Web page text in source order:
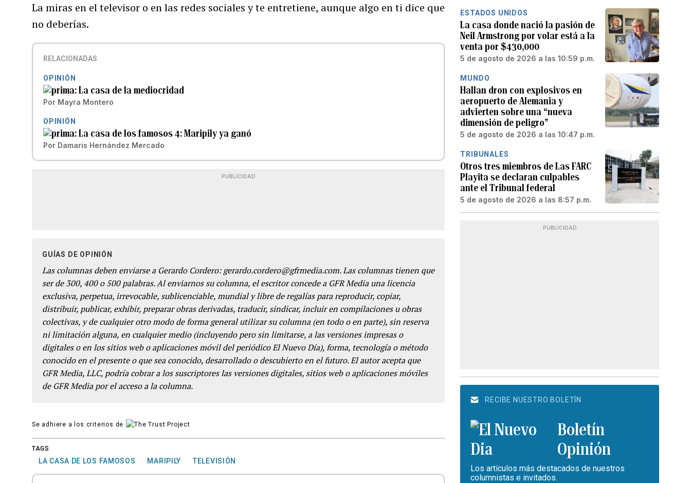
La miras en el televisor o en las redes sociales y te entretiene, aunque algo en ti dice que
no deberías.
RELACIONADAS
OPINIÓN
La casa de la mediocridad
Por Mayra Montero
OPINIÓN
La casa de los famosos 4: Maripily ya ganó
Por Damaris Hernández Mercado
PUBLICIDAD
GUÍAS DE OPINIÓN
Las columnas deben enviarse a Gerardo Cordero: gerardo.cordero@gfrmedia.com. Las columnas tienen que
ser de 300, 400 o 500 palabras. Al enviarnos su columna, el escritor concede a GFR Media una licencia
exclusiva, perpetua, irrevocable, sublicenciable, mundial y libre de regalías para reproducir, copiar,
distribuir, publicar, exhibir, preparar obras derivadas, traducir, sindicar, incluir en compilaciones u obras
colectivas, y de cualquier otro modo de forma general utilizar su columna (en todo o en parte), sin reserva
ni limitación alguna, en cualquier medio (incluyendo pero sin limitarse, a las versiones impresas o
digitales o en los sitios web o aplicaciones móvil del periódico El Nuevo Día), forma, tecnología o método
conocido en el presente o que sea conocido, desarrollado o descubierto en el futuro. El autor acepta que
GFR Media, LLC, podría cobrar a los suscriptores las versiones digitales, sitios web o aplicaciones móviles
de GFR Media por el acceso a la columna.
Se adhiere a los criterios de
TAGS
LA CASA DE LOS FAMOSOS MARIPILY TELEVISIÓN
ESTADOS UNIDOS
La casa donde nació la pasión de
Neil Armstrong por volar está a la
venta por $430,000
5 de agosto de 2026 a las 10:59 p.m.
MUNDO
Hallan dron con explosivos en
aeropuerto de Alemania y
advierten sobre una “nueva
dimensión de peligro”
5 de agosto de 2026 a las 10:47 p.m.
TRIBUNALES
Otros tres miembros de Las FARC
Playita se declaran culpables
ante el Tribunal federal
5 de agosto de 2026 a las 8:57 p.m.
PUBLICIDAD
RECIBE NUESTRO BOLETÍN
Boletín
Opinión
Los artículos más destacados de nuestros
columnistas e invitados.